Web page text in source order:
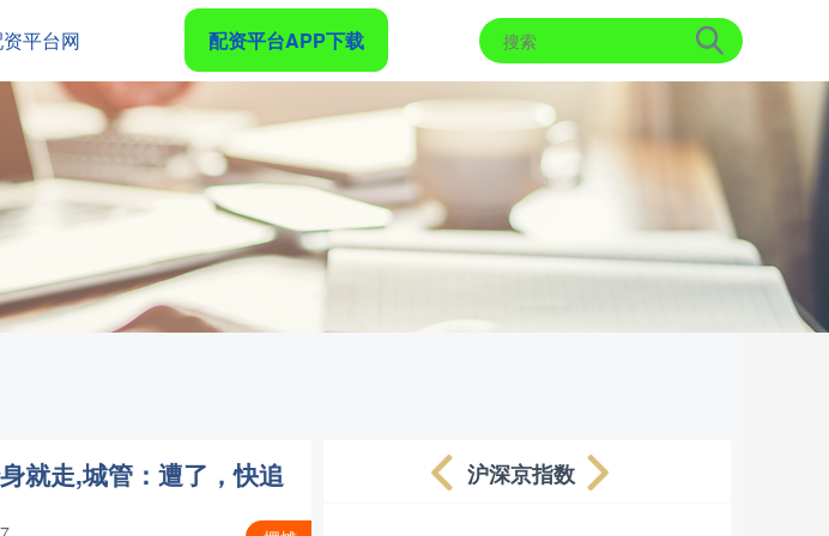
平台网 配资平台APP下载
就走,城管：遭了，快追 沪深京指数